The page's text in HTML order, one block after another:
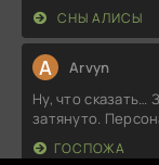
СНЫ АЛИСЫ
A Arvyn
Ну, что сказать…
затянуто.
ГОСПОЖА